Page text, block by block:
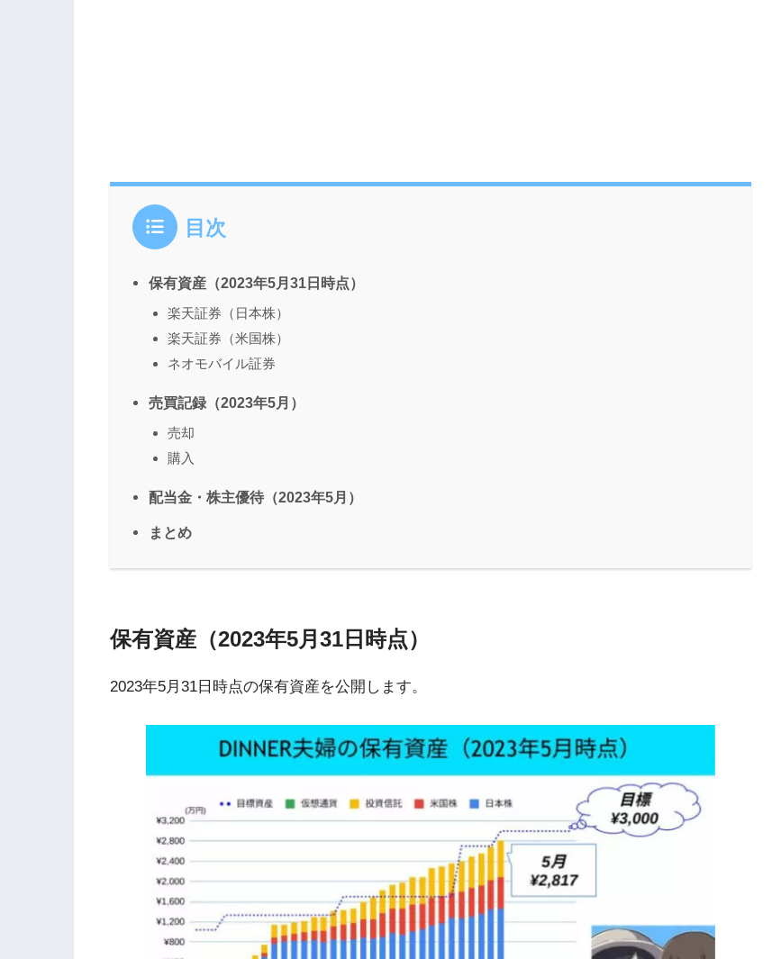
目次
保有資産（2023年5月31日時点）
楽天証券（日本株）
楽天証券（米国株）
ネオモバイル証券
売買記録（2023年5月）
売却
購入
配当金・株主優待（2023年5月）
まとめ
保有資産（2023年5月31日時点）
2023年5月31日時点の保有資産を公開します。